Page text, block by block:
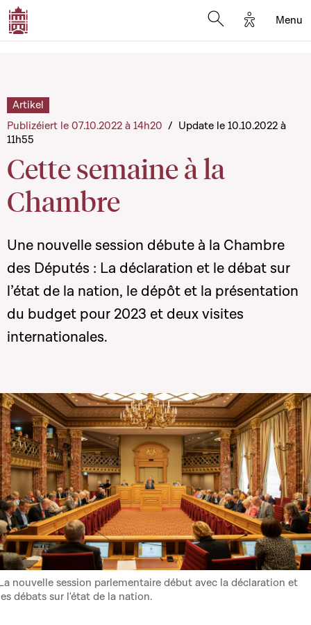
Options
Menu
Cette semaine à la
Chambre
Artikel
Publizéiert le 07.10.2022 à 14h20 / Update le 10.10.2022 à
11h55
Une nouvelle session débute à la Chambre
des Députés : La déclaration et le débat sur
l’état de la nation, le dépôt et la présentation
du budget pour 2023 et deux visites
internationales.
nouvelle session parlementaire début avec la déclaration et
débats sur l'état de la nation.